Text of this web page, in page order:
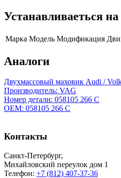
Устанавливаеться
Марка Модель Модификация
Аналоги
Двухмассовый маховик Audi /
Производитель: VAG
Номер детали: 058105 266 C
OEM: 058105 266 C
Контакты
Санкт-Петербург,
Михайловский переулок дом 1
Телефон: +7 (812) 407-37-36